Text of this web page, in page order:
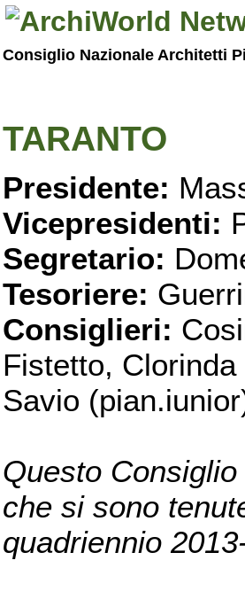
Consiglio Nazionale Architetti
TARANTO
Presidente:
Vicepresidenti:
Segretario:
Tesoriere:
Consiglieri:
Fistetto,
Savio
Questo
che si sono
quadriennio